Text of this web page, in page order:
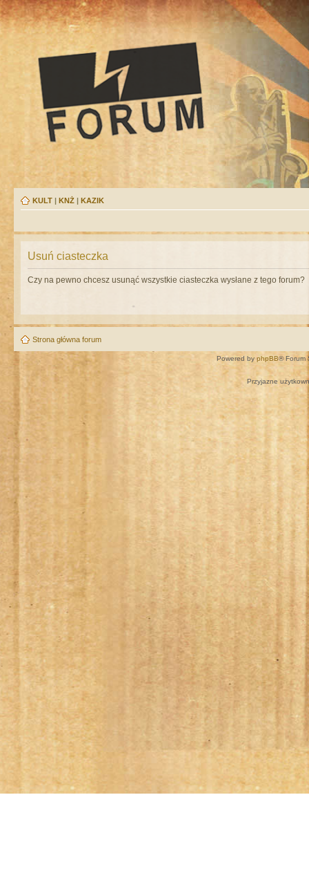
KULT | KNŻ | KAZIK
Usuń ciasteczka
Czy na pewno chcesz usunąć wszystkie ciasteczka wysłane z tego forum?
Strona główna forum
Powered by phpBB® Forum
Przyjazne